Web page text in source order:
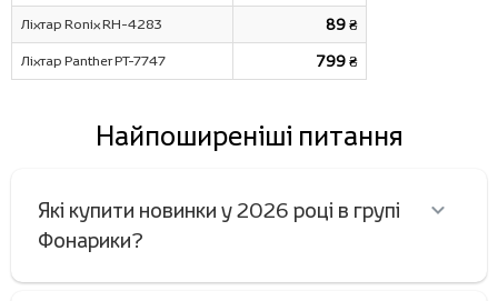
Ліхтар Ronix RH-4283 89 ₴
Ліхтар Panther PT-7747 799 ₴
Найпоширеніші питання
Які купити новинки у 2026 році в групі
Фонарики?